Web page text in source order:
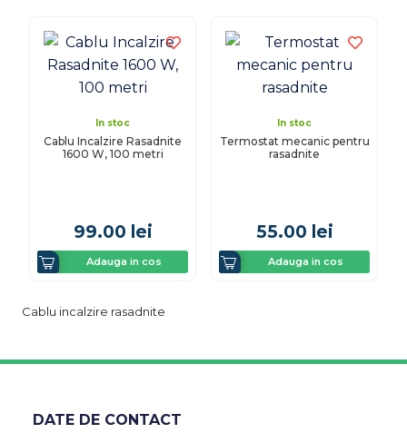
In stoc
Cablu Incalzire Rasadnite
1600 W, 100 metri
99.00 lei
Adauga in cos
In stoc
Termostat mecanic pentru
rasadnite
55.00 lei
Adauga in cos
Cablu incalzire rasadnite
DATE DE CONTACT